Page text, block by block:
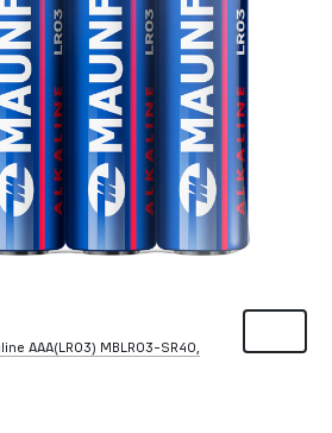
ААА(LR03) MBLR03-SR40,